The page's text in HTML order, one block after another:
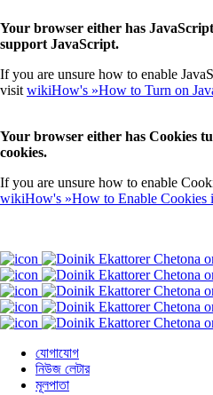
Your browser either has
support JavaScript.
If you are unsure how to enable
visit wikiHow's »How to Turn on
Your browser either has Cookies
cookies.
If you are unsure how to enable
wikiHow's »How to Enable Cookies
যোগাযোগ
নিউজ লেটার
মূলপাতা